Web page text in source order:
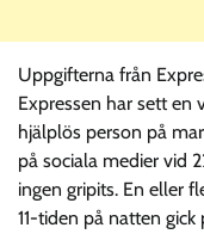
Uppgifterna från
Expressen har sett en
hjälplös person på
på sociala medier vid
ingen gripits. En eller
11-tiden på natten